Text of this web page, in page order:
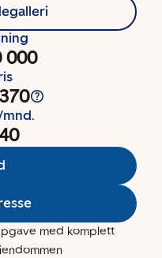
000
med komplett